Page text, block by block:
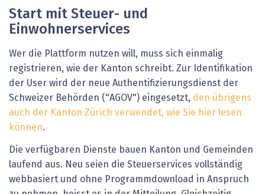
Start mit Steuer- und
Einwohnerservices
Wer die Plattform nutzen will, muss sich einmalig
registrieren, wie der Kanton schreibt. Zur Identifikation
der User wird der neue Authentifizierungsdienst der
Schweizer Behörden ("AGOV") eingesetzt, den übrigens
auch der Kanton Zürich verwendet, wie Sie hier lesen
können.
Die verfügbaren Dienste bauen Kanton und Gemeinden
laufend aus. Neu seien die Steuerservices vollständig
webbasiert und ohne Programmdownload in Anspruch